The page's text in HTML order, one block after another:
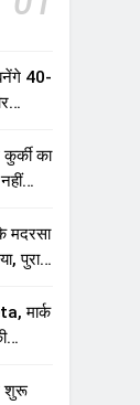
40-
का
मदरसा
पुराने
मार्क
शुरू